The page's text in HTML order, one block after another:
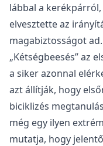
lábbal a
elvesztette az
magabiztosságot ad.
„Kétségbeesés” az
a siker azonnal
azt állítják, hogy
biciklizés
még egy ilyen
mutatja, hogy